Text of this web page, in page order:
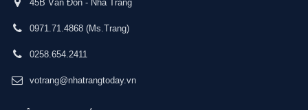
45B Vân Đồn - Nha Trang
0971.71.4868 (Ms.Trang)
0258.654.2411
votrang@nhatrangtoday.vn